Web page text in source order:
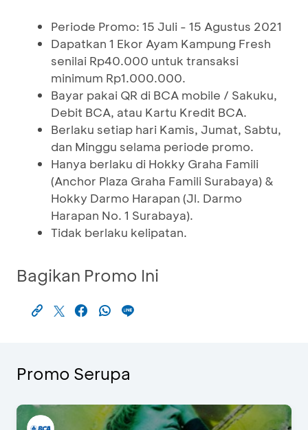
Periode Promo: 15 Juli - 15 Agustus 2021
Dapatkan 1 Ekor Ayam Kampung Fresh
senilai Rp40.000 untuk transaksi
minimum Rp1.000.000.
Bayar pakai QR di BCA mobile / Sakuku,
Debit BCA, atau Kartu Kredit BCA.
Berlaku setiap hari Kamis, Jumat, Sabtu,
dan Minggu selama periode promo.
Hanya berlaku di Hokky Graha Famili
(Anchor Plaza Graha Famili Surabaya) &
Hokky Darmo Harapan (Jl. Darmo
Harapan No. 1 Surabaya).
Tidak berlaku kelipatan.
Bagikan Promo Ini
Promo Serupa